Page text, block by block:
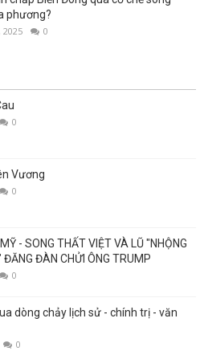
phương?
0
0
Vương
0
- SONG THẤT VIỆT VÀ LŨ "NHỘNG
ĐĂNG ĐÀN CHỬI ÔNG TRUMP
0
dòng chảy lịch sử - chính trị - văn
0